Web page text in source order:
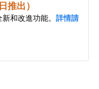
推出）
新和改進功能。詳情請